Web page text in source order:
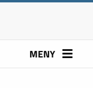
MENY